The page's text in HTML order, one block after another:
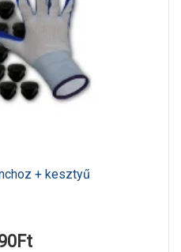
+ kesztyű